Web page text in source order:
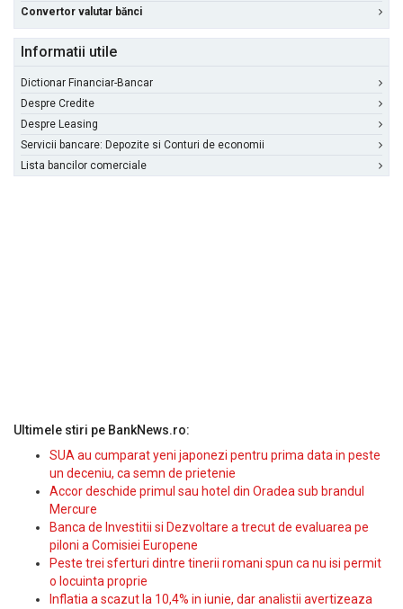
Convertor valutar bănci
Informatii utile
Dictionar Financiar-Bancar
Despre Credite
Despre Leasing
Servicii bancare: Depozite si Conturi de economii
Lista bancilor comerciale
Ultimele stiri pe BankNews.ro:
SUA au cumparat yeni japonezi pentru prima data in peste
un deceniu, ca semn de prietenie
Accor deschide primul sau hotel din Oradea sub brandul
Mercure
Banca de Investitii si Dezvoltare a trecut de evaluarea pe
piloni a Comisiei Europene
Peste trei sferturi dintre tinerii romani spun ca nu isi permit
o locuinta proprie
Inflatia a scazut la 10,4% in iunie, dar analistii avertizeaza